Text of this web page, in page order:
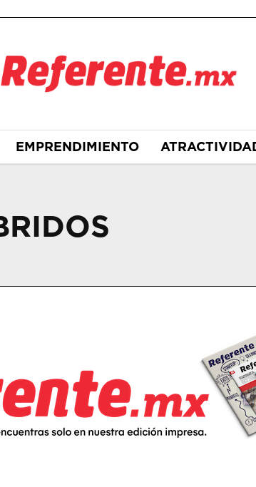
EMPRENDIMIENTO